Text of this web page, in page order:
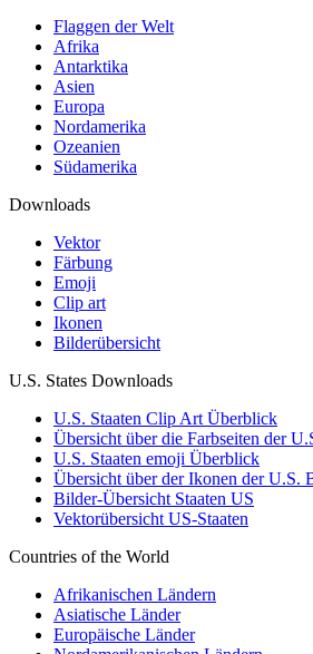
Flaggen der Welt
Afrika
Antarktika
Asien
Europa
Nordamerika
Ozeanien
Südamerika
Downloads
Vektor
Färbung
Emoji
Clip art
Ikonen
Bilderübersicht
U.S. States Downloads
U.S. Staaten Clip Art Überblick
Übersicht über die Farbseiten der
U.S. Staaten emoji Überblick
Übersicht über der Ikonen der U.S.
Bilder-Übersicht Staaten US
Vektorübersicht US-Staaten
Countries of the World
Afrikanischen Ländern
Asiatische Länder
Europäische Länder